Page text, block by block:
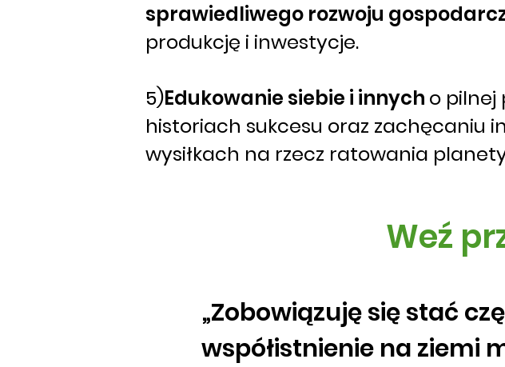
sprawiedliwego rozwoju
produkcję i inwestycje.
5)Edukowanie siebie i innych o pilnej
historiach sukcesu oraz zachęcaniu
wysiłkach na rzecz ratowania
Weź
„Zobowiązuję się stać
współistnienie na ziemi